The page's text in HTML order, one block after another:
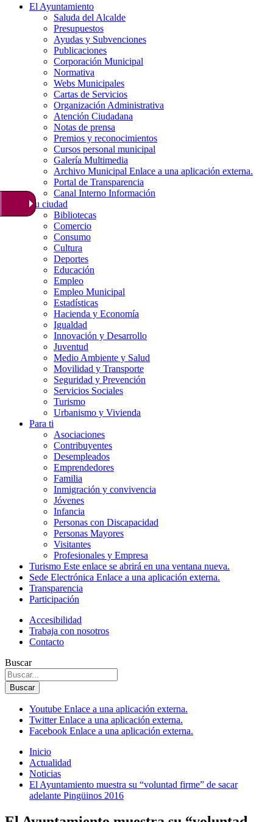
El Ayuntamiento
Saluda del Alcalde
Presupuestos
Ayudas y Subvenciones
Publicaciones
Corporación Municipal
Normativa
Webs Municipales
Cartas de Servicios
Organización Administrativa
Atención Ciudadana
Notas de prensa
Premios y reconocimientos
Cursos personal municipal
Galería Multimedia
Archivo Municipal Enlace a una aplicación externa.
Portal de Transparencia
Canal Interno Información
Tu ciudad
Bibliotecas
Comercio
Consumo
Cultura
Deportes
Educación
Empleo
Empleo Municipal
Estadísticas
Hacienda y Economía
Igualdad
Innovación y Desarrollo
Juventud
Medio Ambiente y Salud
Movilidad y Transporte
Seguridad y Prevención
Servicios Sociales
Turismo
Urbanismo y Vivienda
Para ti
Asociaciones
Contribuyentes
Desempleados
Emprendedores
Familia
Inmigración y convivencia
Jóvenes
Infancia
Personas con Discapacidad
Personas Mayores
Visitantes
Profesionales y Empresa
Turismo Este enlace se abrirá en una ventana nueva.
Sede Electrónica Enlace a una aplicación externa.
Transparencia
Participación
Accesibilidad
Trabaja con nosotros
Contacto
Buscar
Buscar
Youtube Enlace a una aplicación externa.
TwitterEnlace a una aplicación externa.
Facebook Enlace a una aplicación externa.
Inicio
Actualidad
Noticias
El Ayuntamiento muestra su “voluntad firme” de sacar
adelante Pingüinos 2016